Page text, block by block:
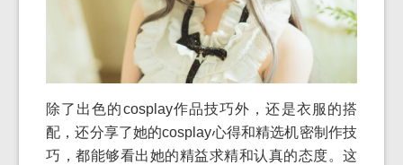
除了出色的cosplay作品技巧外，还是衣服的搭
配，还分享了她的cosplay心得和精选机密制作技
巧，都能够看出她的精益求精和认真的态度。这